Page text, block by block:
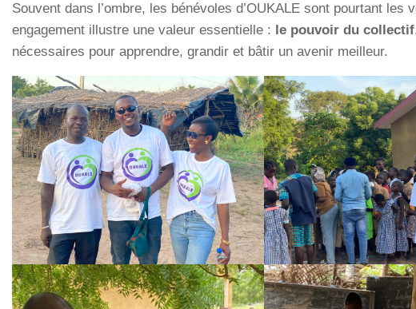
Souvent dans l’ombre, les bénévoles d’OUKALE sont pourtant
engagement illustre une valeur essentielle : le pouvoir du collectif
nécessaires pour apprendre, grandir et bâtir un avenir meilleur.